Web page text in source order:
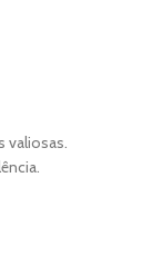
valiosas.